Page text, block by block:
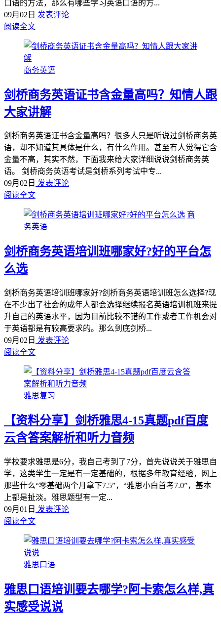
口语的方法，那么有哪些学习英语口语的方...
09月02日 发表评论
阅读全文
商务英语
剑桥商务英语证书含金量高吗？知情人跟
大家讲解
剑桥商务英语证书含金量高吗？很多人只是听说过剑桥商务英
语，却不知道其具体是什么，有什么作用。甚至有人觉得它含
金量不高，其实不然，下面我来给大家详细说说剑桥商务英
语。 剑桥商务英语考试是剑桥系列考试中专...
09月02日 发表评论
阅读全文
商
务英语
剑桥商务英语培训班哪家好?好的平台怎
么选
剑桥商务英语培训班哪家好?剑桥商务英语培训班怎么选择?现
在不少出了社会的成年人都会选择继续报名英语培训机班来提
升自己的英语水平，因为目前比较不错的工作或者工作机会对
于英语都是有较高要求的。那么到底剑桥...
09月02日 发表评论
阅读全文
雅思复习
【资料分享】剑桥雅思4-15真题pdf百度
云含答案解析和听力音频
学校要求雅思是6分，我自己考到了7分，首先说说关于雅思自
学，这类学生一定是有一定基础的，根据多年教育经验，网上
那些什么“零基础两个月拿下7.5”，“雅思小白首考7.0”，基本
上都是扯淡。雅思题型有一定...
09月01日 发表评论
阅读全文
雅思口语
雅思口语培训要去哪学?阿卡索怎么样,真
实感受说说